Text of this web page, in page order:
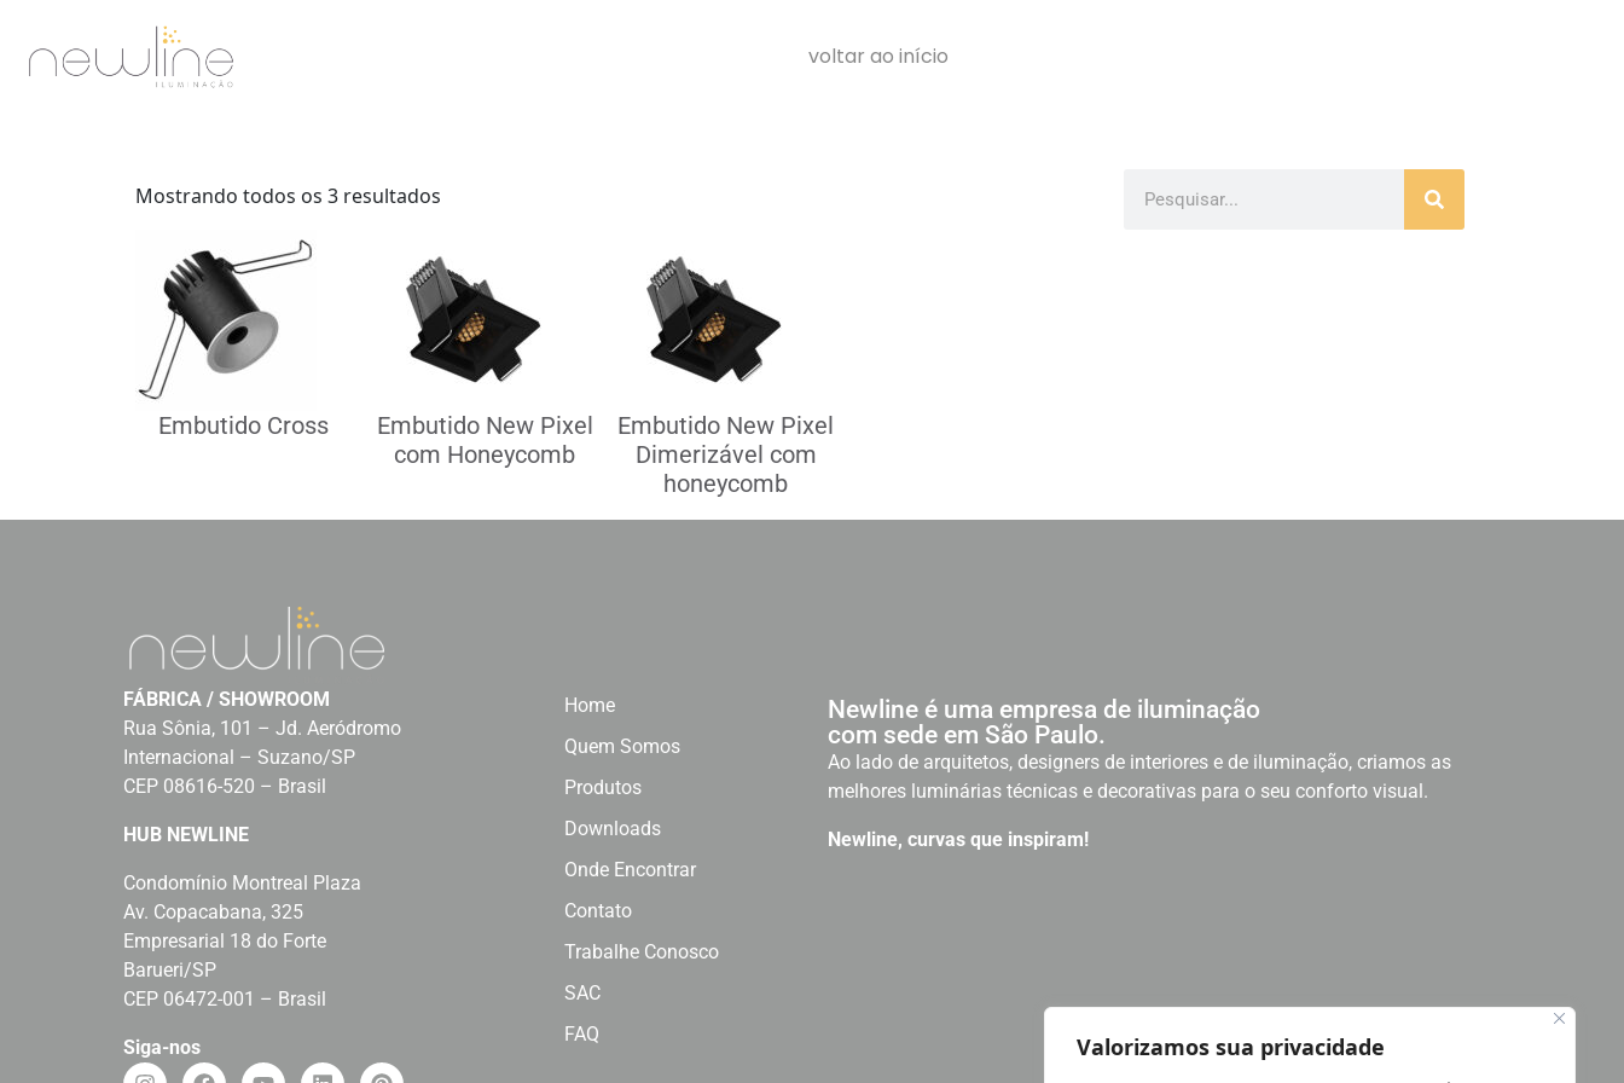
Valorizamos sua privacidade
voltar ao início
Mostrando todos os 3 resultados
Embutido Cross
Embutido New Pixel
com Honeycomb
Embutido New Pixel
Dimerizável com
honeycomb
FÁBRICA / SHOWROOM
Rua Sônia, 101 – Jd. Aeródromo
Internacional – Suzano/SP
CEP 08616-520 – Brasil
HUB NEWLINE
Condomínio Montreal Plaza
Av. Copacabana, 325
Empresarial 18 do Forte
Barueri/SP
CEP 06472-001 – Brasil
Siga-nos
Home
Quem Somos
Produtos
Downloads
Onde Encontrar
Contato
Trabalhe Conosco
SAC
FAQ
Newline é uma empresa de iluminação
com sede em São Paulo.
Ao lado de arquitetos, designers de interiores e de iluminação, criamos as
melhores luminárias técnicas e decorativas para o seu conforto visual.
Newline, curvas que inspiram!